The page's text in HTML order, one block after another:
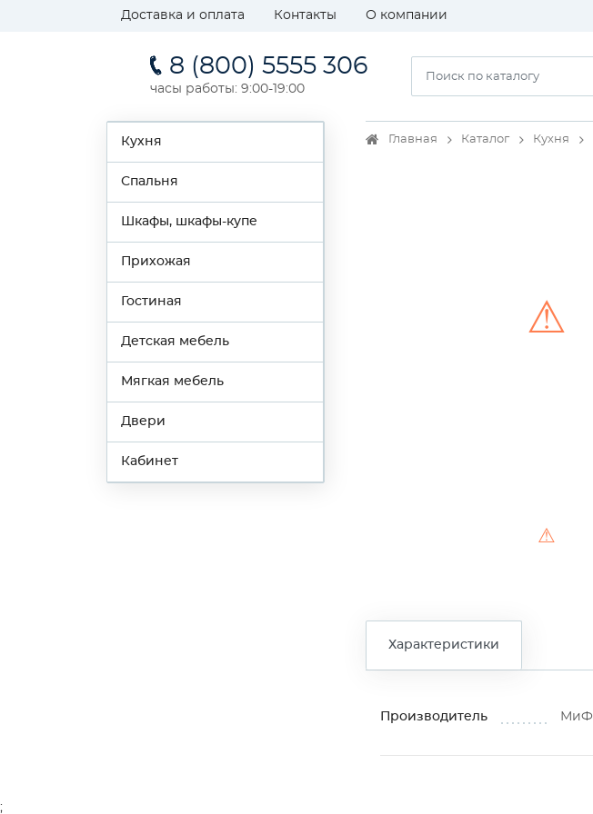
Доставка и оплата Контакты О компании
8 (800) 5555 306
часы работы: 9:00-19:00
Кухня
Спальня
Шкафы, шкафы-купе
Прихожая
Гостиная
Детская мебель
Мягкая мебель
Двери
Кабинет
Главная Каталог Кухня
⚠
⚠
Характеристики
Производитель МиФ
;